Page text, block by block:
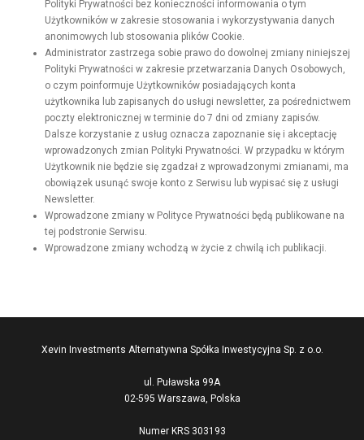
Polityki Prywatności bez konieczności informowania o tym
Użytkowników w zakresie stosowania i wykorzystywania danych
anonimowych lub stosowania plików Cookie.
Administrator zastrzega sobie prawo do dowolnej zmiany niniejszej
Polityki Prywatności w zakresie przetwarzania Danych Osobowych,
o czym poinformuje Użytkowników posiadających konta
użytkownika lub zapisanych do usługi newsletter, za pośrednictwem
poczty elektronicznej w terminie do 7 dni od zmiany zapisów.
Dalsze korzystanie z usług oznacza zapoznanie się i akceptację
wprowadzonych zmian Polityki Prywatności. W przypadku w którym
Użytkownik nie będzie się zgadzał z wprowadzonymi zmianami, ma
obowiązek usunąć swoje konto z Serwisu lub wypisać się z usługi
Newsletter.
Wprowadzone zmiany w Polityce Prywatności będą publikowane na
tej podstronie Serwisu.
Wprowadzone zmiany wchodzą w życie z chwilą ich publikacji.
Xevin Investments Alternatywna Spółka Inwestycyjna Sp. z o.o.
ul. Puławska 99A
02-595 Warszawa, Polska
Numer KRS 303193